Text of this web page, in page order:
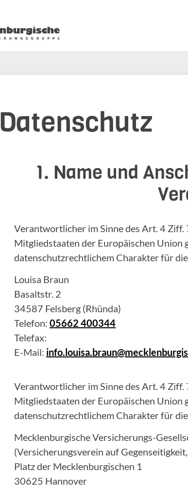
Datenschutz
1. Name und
Verantwortlicher im Sinne des Art. 4
Mitgliedstaaten der Europäischen Union
datenschutzrechtlichem Charakter für
Louisa Braun
Basaltstr. 2
34587 Felsberg (Rhünda)
Telefon: 05662 400344
Telefax:
E-Mail:
Verantwortlicher im Sinne des Art. 4
Mitgliedstaaten der Europäischen Union
datenschutzrechtlichem Charakter für
Mecklenburgische Versicherungs-
(Versicherungsverein auf
Platz der Mecklenburgischen 1
30625 Hannover